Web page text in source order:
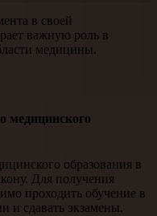
в своей
важную роль в
медицины.
медицинского
образования в
Для получения
проходить обучение в
и сдавать экзамены.